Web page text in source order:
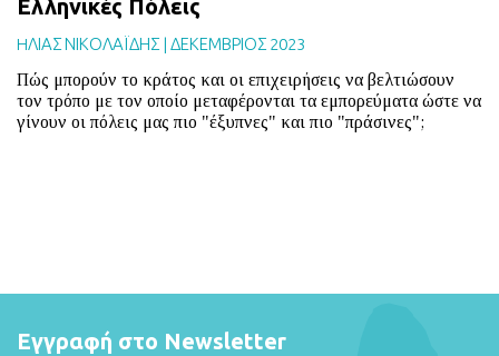
Ελληνικές Πόλεις
HΛΙΑΣ ΝΙΚΟΛΑΪΔΗΣ | ΔΕΚΕΜΒΡΙΟΣ 2023
Πώς μπορούν το κράτος και οι επιχειρήσεις να βελτιώσουν
τον τρόπο με τον οποίο μεταφέρονται τα εμπορεύματα ώστε να
γίνουν οι πόλεις μας πιο "έξυπνες" και πιο "πράσινες";
Εγγραφή στο Newsletter